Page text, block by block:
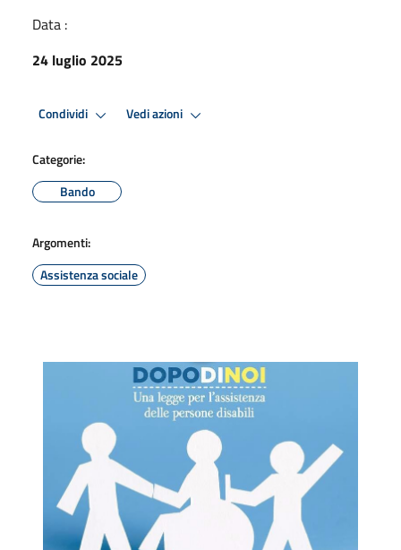
Data :
24 luglio 2025
Condividi Vedi azioni
Categorie:
Bando
Argomenti:
Assistenza sociale